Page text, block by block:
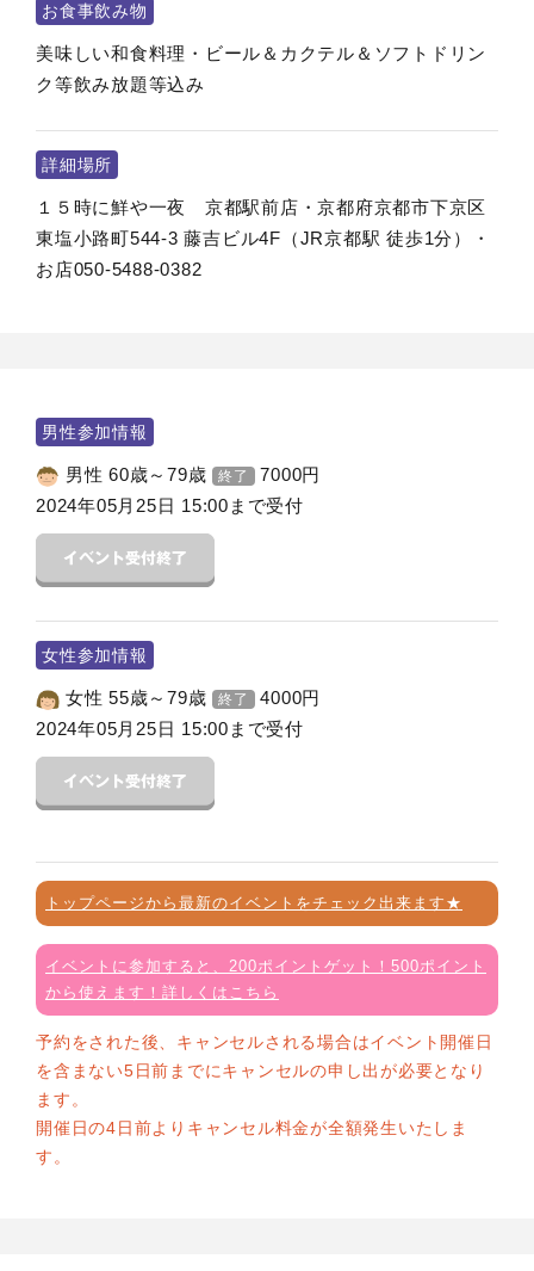
お食事飲み物
美味しい和食料理・ビール＆カクテル＆ソフトドリン
ク等飲み放題等込み
詳細場所
１５時に鮮や一夜 京都駅前店・京都府京都市下京区
東塩小路町544-3 藤吉ビル4F（JR京都駅 徒歩1分）・
お店050-5488-0382
男性参加情報
男性 60歳～79歳 終了 7000円
2024年05月25日 15:00まで受付
女性参加情報
女性 55歳～79歳 終了 4000円
2024年05月25日 15:00まで受付
トップページから最新のイベントをチェック出来ます★
イベントに参加すると、200ポイントゲット！500ポイント
から使えます！詳しくはこちら
予約をされた後、キャンセルされる場合はイベント開催日
を含まない5日前までにキャンセルの申し出が必要となり
ます。
開催日の4日前よりキャンセル料金が全額発生いたしま
す。